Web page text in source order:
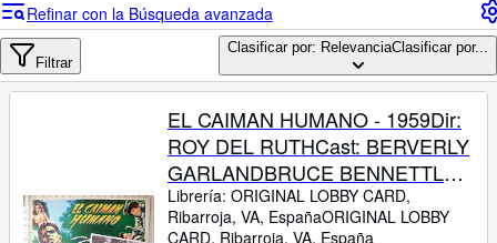
Búsqueda avanzada
Colecciones
Comenzar a vender
Refinar con la Búsqueda avanzada
Filtrar
Clasificar por: RelevanciaClasificar por...
EL CAIMAN HUMANO - 1959Dir:
ROY DEL RUTHCast: BERVERLY
GARLANDBRUCE BENNETTLON
CHANEYGEORGE
MACREADYMEXICOL.C.- 31 x
Librería: ORIGINAL LOBBY CARD,
Ribarroja, VA, EspañaORIGINAL LOBBY
CARD, Ribarroja, VA, España